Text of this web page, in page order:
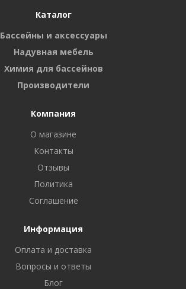
Каталог
Бассейны и аксессуары
Надувная мебель
Химия для бассейнов
Производители
Компания
О магазине
Контакты
Отзывы
Политика
Соглашение
Информация
Оплата и доставка
Вопросы и ответы
Блог